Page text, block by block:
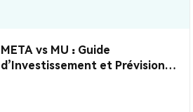
META vs MU : Guide
d’Investissement et Prévisions